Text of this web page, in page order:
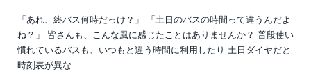
「あれ、終バス何時だっけ？」 「土日のバスの時間って違うんだよ
ね？」 皆さんも、こんな風に感じたことはありませんか？ 普段使い
慣れているバスも、いつもと違う時間に利用したり 土日ダイヤだと
時刻表が異な…